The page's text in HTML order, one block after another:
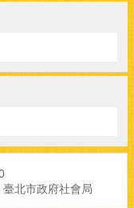
臺北市政府社會局